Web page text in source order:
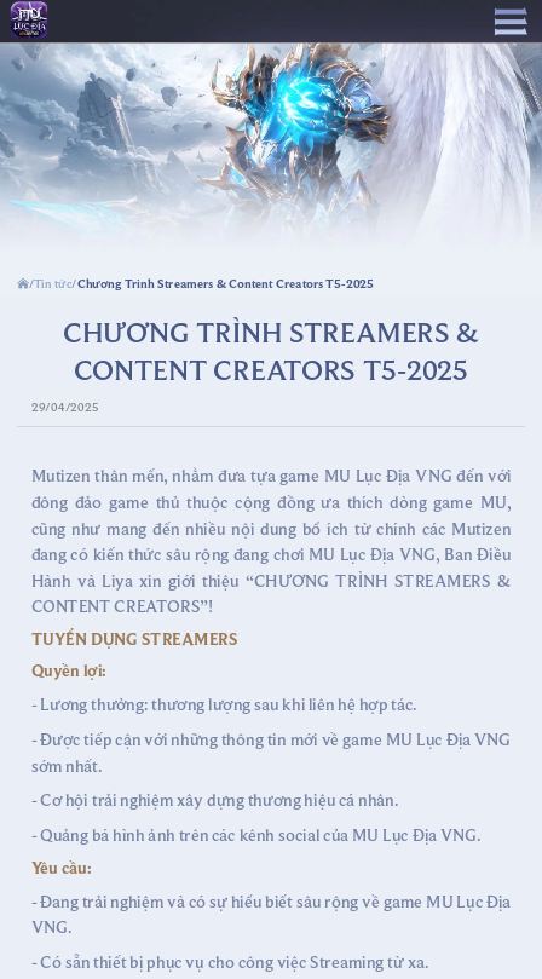
/Tin tức/Chương Trình Streamers & Content Creators T5-2025
CHƯƠNG TRÌNH STREAMERS &
CONTENT CREATORS T5-2025
29/04/2025
Mutizen thân mến, nhằm đưa tựa game MU Lục Địa VNG đến với
đông đảo game thủ thuộc cộng đồng ưa thích dòng game MU,
cũng như mang đến nhiều nội dung bổ ích từ chính các Mutizen
đang có kiến thức sâu rộng đang chơi MU Lục Địa VNG, Ban Điều
Hành và Liya xin giới thiệu “CHƯƠNG TRÌNH STREAMERS &
CONTENT CREATORS”!
TUYỂN DỤNG STREAMERS
Quyền lợi:
- Lương thưởng: thương lượng sau khi liên hệ hợp tác.
- Được tiếp cận với những thông tin mới về game MU Lục Địa VNG
sớm nhất.
- Cơ hội trải nghiệm xây dựng thương hiệu cá nhân.
- Quảng bá hình ảnh trên các kênh social của MU Lục Địa VNG.
Yêu cầu:
- Đang trải nghiệm và có sự hiểu biết sâu rộng về game MU Lục Địa
VNG.
- Có sẵn thiết bị phục vụ cho công việc Streaming từ xa.